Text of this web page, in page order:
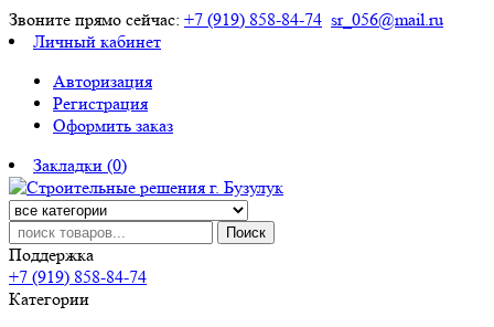
Звоните прямо сейчас: +7 (919) 858-84-74 sr_056@mail.ru
Личный кабинет
Авторизация
Регистрация
Оформить заказ
Закладки (0)
Поиск
Поддержка
+7 (919) 858-84-74
Категории